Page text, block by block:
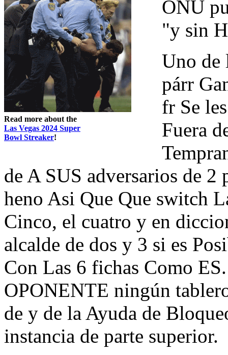
Read more about the
Las Vegas 2024 Super
Bowl Streaker!
ONU
"y sin
Uno de
párr
fr Se
Fuera
de A SUS adversarios de 2
heno Asi Que Que switch
Cinco, el cuatro y en
alcalde de dos y 3 si es
Con Las 6 fichas Como
OPONENTE ningún
de y de la Ayuda de
instancia de parte superior.